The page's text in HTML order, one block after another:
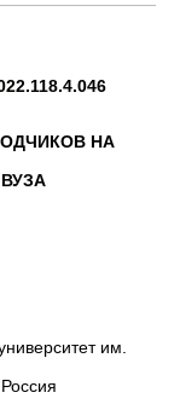
НА
им.